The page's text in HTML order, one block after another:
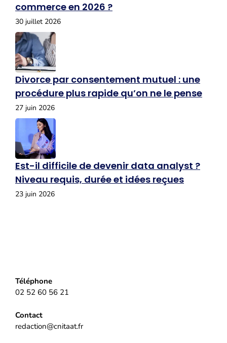
commerce en 2026 ?
30 juillet 2026
Divorce par consentement mutuel : une
procédure plus rapide qu’on ne le pense
27 juin 2026
Est-il difficile de devenir data analyst ?
Niveau requis, durée et idées reçues
23 juin 2026
Téléphone
02 52 60 56 21
Contact
redaction@cnitaat.fr